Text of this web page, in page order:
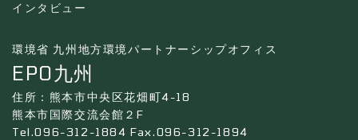
インタビュー
環境省 九州地方環境パートナーシップオフィス
EPO九州
住所：熊本市中央区花畑町4-18
熊本市国際交流会館２F
Tel.096-312-1884 Fax.096-312-1894